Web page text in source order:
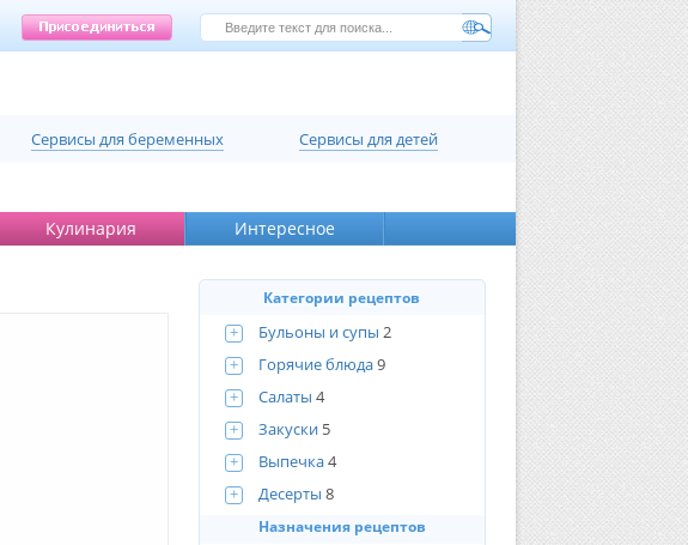
Cервисы для беременных Сервисы для детей
Кулинария Интересное
Категории рецептов
+ Бульоны и супы 2
+
Горячие блюда9
+
Салаты 4
+
Закуски 5
+
Выпечка4
+
Десерты 8
Назначения рецептов